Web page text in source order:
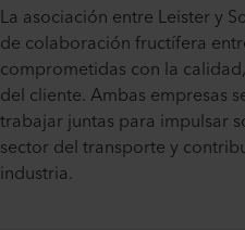
La asociación entre Leister y
de colaboración fructífera
comprometidas con la
del cliente. Ambas empresas
trabajar juntas para impulsar
sector del transporte y
industria.